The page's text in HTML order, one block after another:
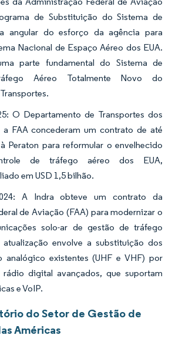
de Substituição do Sistema de
angular do esforço da agência para
Nacional de Espaço Aéreo dos EUA.
parte fundamental do Sistema de
Aéreo Totalmente Novo do
O Departamento de Transportes dos
a FAA concederam um contrato de até
Peraton para reformular o envelhecido
de tráfego aéreo dos EUA,
em USD 1,5 bilhão.
A Indra obteve um contrato da
de Aviação (FAA) para modernizar o
solo-ar de gestão de tráfego
envolve a substituição dos
analógico existentes (UHF e VHF) por
rádio digital avançados, que suportam
e VoIP.
do Setor de Gestão de
Américas